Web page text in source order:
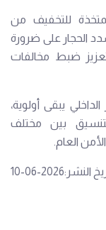
للتخفيف من
الحجار على ضرورة
ضبط مخالفات
يبقى أولوية،
بين مختلف
العام.
النشر:2026-06-10